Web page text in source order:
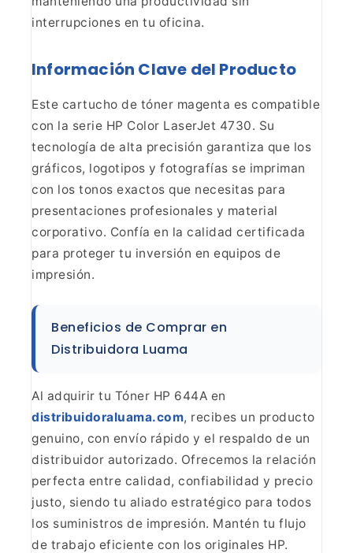
interrupciones en tu oficina.
Información Clave del Producto
Este cartucho de tóner magenta es compatible
con la serie HP Color LaserJet 4730. Su
tecnología de alta precisión garantiza que los
gráficos, logotipos y fotografías se impriman
con los tonos exactos que necesitas para
presentaciones profesionales y material
corporativo. Confía en la calidad certificada
para proteger tu inversión en equipos de
impresión.
Beneficios de Comprar en
Distribuidora Luama
Al adquirir tu Tóner HP 644A en
distribuidoraluama.com, recibes un producto
genuino, con envío rápido y el respaldo de un
distribuidor autorizado. Ofrecemos la relación
perfecta entre calidad, confiabilidad y precio
justo, siendo tu aliado estratégico para todos
los suministros de impresión. Mantén tu flujo
de trabajo eficiente con los originales HP.